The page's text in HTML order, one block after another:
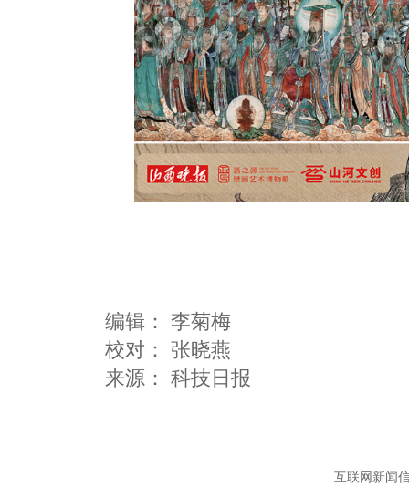
编辑： 李菊梅
校对： 张晓燕
互联网新闻